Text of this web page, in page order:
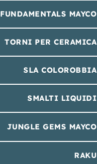
FUNDAMENTALS MAYCO
TORNI PER CERAMICA
SLA COLOROBBIA
SMALTI LIQUIDI
JUNGLE GEMS MAYCO
RAKU